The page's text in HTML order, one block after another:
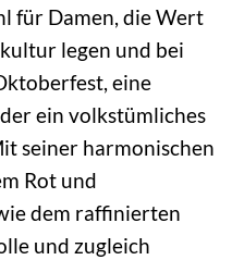
für Damen, die Wert
legen und bei
eine
ein volkstümliches
seiner harmonischen
Rot und
dem raffinierten
und zugleich